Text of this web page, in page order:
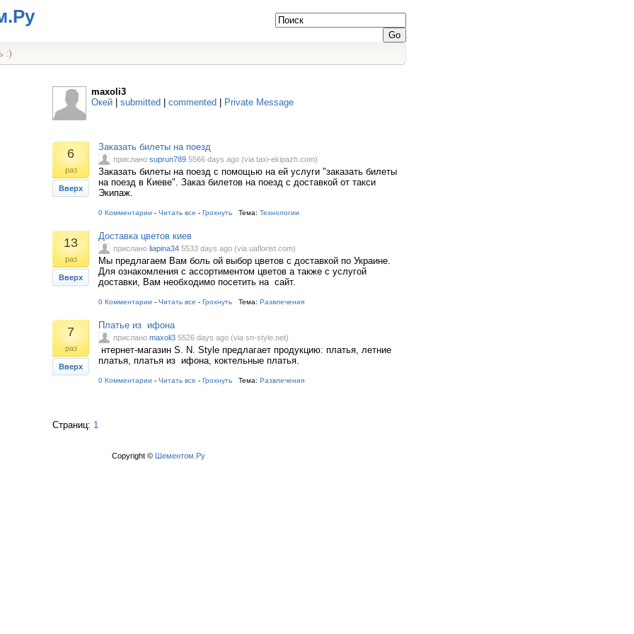
:)
maxoli3
Окей
submitted commented Private Message
6
раз
Вверх
Заказать билеты на поезд
прислано suprun789 5566 days ago (via taxi-ekipazh.com)
Заказать билеты на поезд с помощью на ей услуги "заказать билеты
на поезд в Киеве". Заказ билетов на поезд с доставкой от такси
Экипаж.
0 Комментарии - Читать все - Грохнуть Тема: Технологии
13
раз
Вверх
Доставка цветов киев
прислано liapina34 5533 days ago (via uaflorist.com)
Мы предлагаем Вам боль ой выбор цветов с доставкой по Украине.
Для ознакомления с ассортиментом цветов а также с услугой
доставки, Вам необходимо посетить на сайт.
0 Комментарии - Читать все - Грохнуть Тема: Развлечения
7
раз
Вверх
Платье из ифона
прислано maxoli3 5526 days ago (via sn-style.net)
нтернет-магазин S. N. Style предлагает продукцию: платья, летние
платья, платья из ифона, коктельные платья.
0 Комментарии - Читать все - Грохнуть Тема: Развлечения
Страниц: 1
Copyright © Шементом.Ру